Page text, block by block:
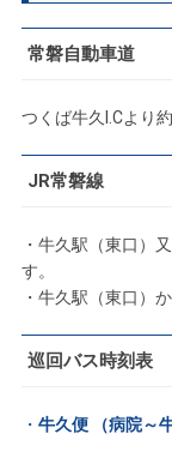
常磐自動車道
つくば牛久I.Cより
JR常磐線
・牛久駅（東口）
す。
・牛久駅（東口）か
巡回バス時刻表
・ 牛久便 （病院～